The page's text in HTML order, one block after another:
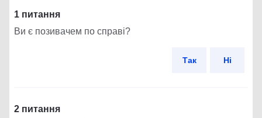
1 питання
Ви є позивачем по справі?
Так Ні
2 питання